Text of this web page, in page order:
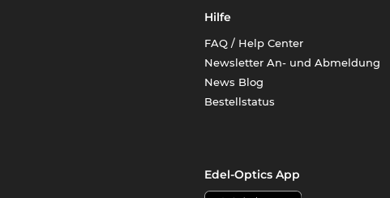
Hilfe
FAQ / Help Center
Newsletter An- und Abmeldung
News Blog
Bestellstatus
Edel-Optics App